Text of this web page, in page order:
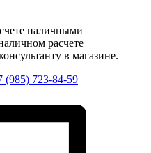
наличными
расчете
в магазине.
(985) 723-84-59